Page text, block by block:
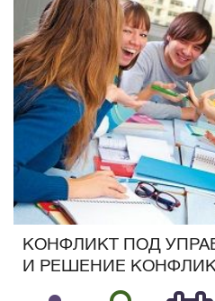
КОНФЛИКТ ПОД
И РЕШЕНИЕ